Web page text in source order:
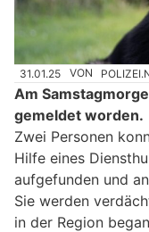
31.01.25 VON
Am
gemeldet worden.
Zwei Personen
Hilfe eines
aufgefunden und
Sie werden
in der Region